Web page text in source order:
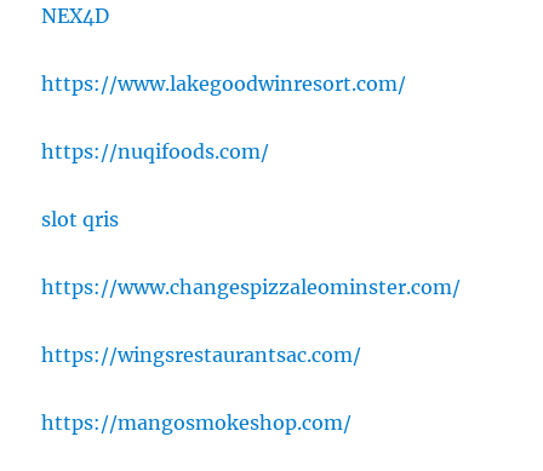
NEX4D
https://www.lakegoodwinresort.com/
https://nuqifoods.com/
slot qris
https://www.changespizzaleominster.com/
https://wingsrestaurantsac.com/
https://mangosmokeshop.com/